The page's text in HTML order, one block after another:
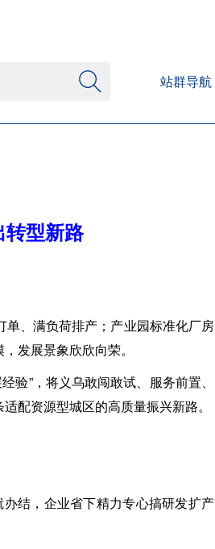
站群导航
型新路
、满负荷排产；产业园标准化厂房
发展景象欣欣向荣。
验”，将义乌敢闯敢试、服务前置、
配资源型城区的高质量振兴新路。
结，企业省下精力专心搞研发扩产